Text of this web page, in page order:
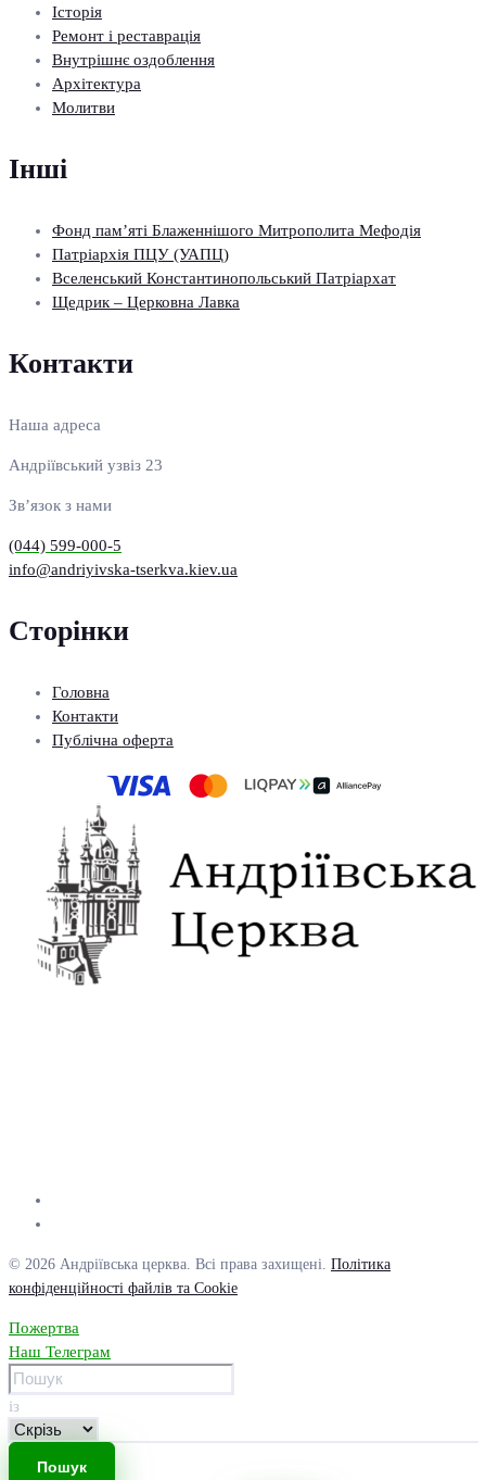
Історія
Ремонт і реставрація
Внутрішнє оздоблення
Архітектура
Молитви
Інші
Фонд пам’яті Блаженнішого Митрополита Мефодія
Патріархія ПЦУ (УАПЦ)
Вселенський Константинопольський Патріархат
Щедрик – Церковна Лавка
Контакти
Наша адреса
Андріївський узвіз 23
Зв’язок з нами
(044) 599-000-5
info@andriyivska-tserkva.kiev.ua
Сторінки
Головна
Контакти
Публічна оферта
© 2026 Андріївська церква. Всі права захищені. Політика
конфіденційності файлів та Cookie
Пожертва
Наш Телеграм
із